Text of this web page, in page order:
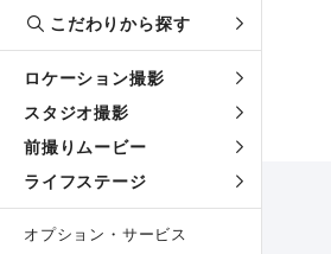
こだわりから探す
ロケーション撮影
スタジオ撮影
前撮りムービー
ライフステージ
オプション・サービス